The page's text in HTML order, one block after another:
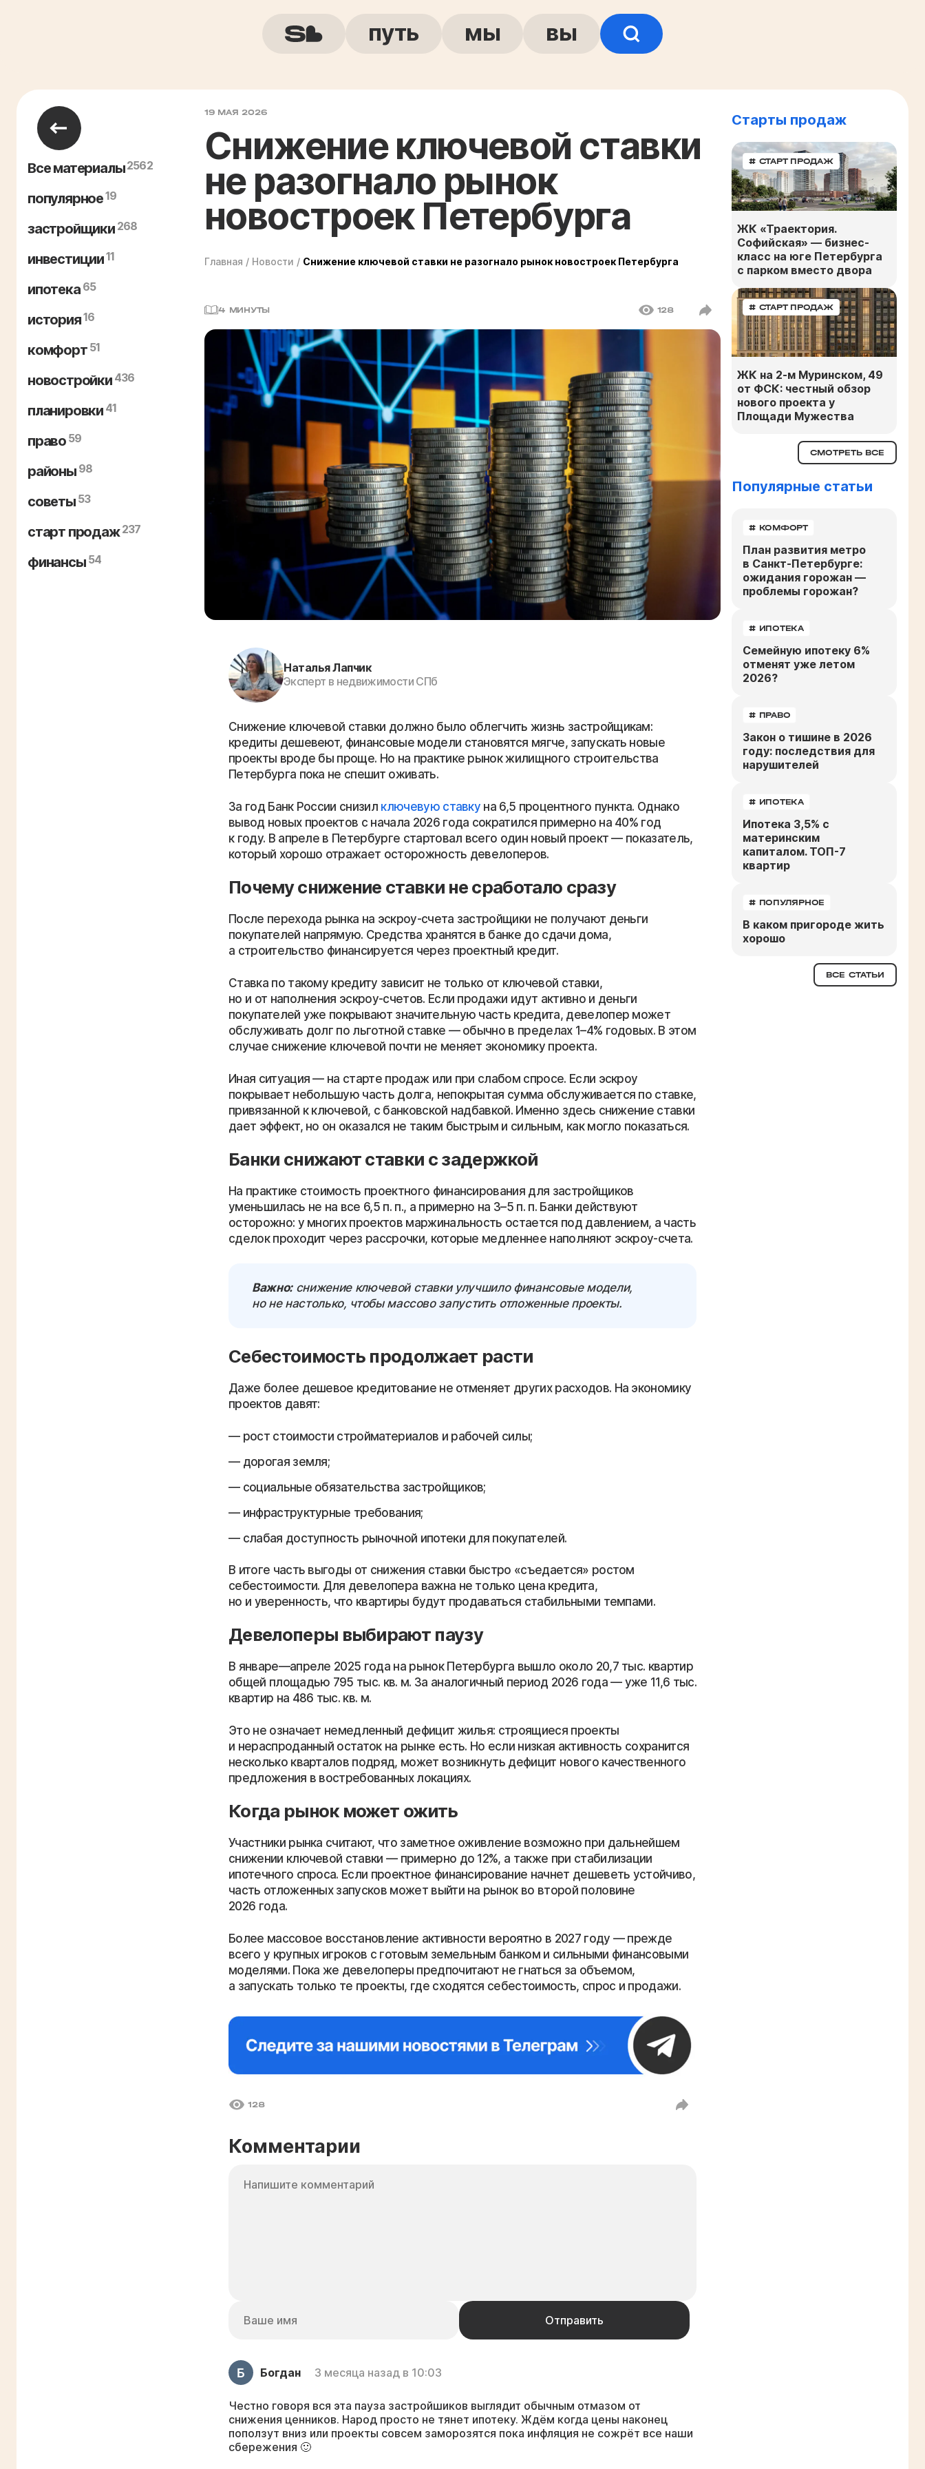
путь мы вы
Все материалы2562
популярное19
застройщики 268
инвестиции11
ипотека 65
история16
комфорт 51
новостройки 436
планировки 41
право 59
районы 98
советы 53
старт продаж 237
финансы 54
19 МАЯ 2026
Снижение ключевой ставки
не разогнало рынок
новостроек Петербурга
Главная / Новости / Снижение ключевой ставки не разогнало рынок новостроек Петербурга
4 МИНУТЫ 128
Наталья Лапчик
Эксперт в недвижимости СПб
Снижение ключевой ставки должно было облегчить жизнь застройщикам:
кредиты дешевеют, финансовые модели становятся мягче, запускать новые
проекты вроде бы проще. Но на практике рынок жилищного строительства
Петербурга пока не спешит оживать.
За год Банк России снизил ключевую ставку на 6,5 процентного пункта. Однако
вывод новых проектов с начала 2026 года сократился примерно на 40% год
к году. В апреле в Петербурге стартовал всего один новый проект — показатель,
который хорошо отражает осторожность девелоперов.
Почему снижение ставки не сработало сразу
После перехода рынка на эскроу-счета застройщики не получают деньги
покупателей напрямую. Средства хранятся в банке до сдачи дома,
а строительство финансируется через проектный кредит.
Ставка по такому кредиту зависит не только от ключевой ставки,
но и от наполнения эскроу-счетов. Если продажи идут активно и деньги
покупателей уже покрывают значительную часть кредита, девелопер может
обслуживать долг по льготной ставке — обычно в пределах 1–4% годовых. В этом
случае снижение ключевой почти не меняет экономику проекта.
Иная ситуация — на старте продаж или при слабом спросе. Если эскроу
покрывает небольшую часть долга, непокрытая сумма обслуживается по ставке,
привязанной к ключевой, с банковской надбавкой. Именно здесь снижение ставки
дает эффект, но он оказался не таким быстрым и сильным, как могло показаться.
Банки снижают ставки с задержкой
На практике стоимость проектного финансирования для застройщиков
уменьшилась не на все 6,5 п. п., а примерно на 3–5 п. п. Банки действуют
осторожно: у многих проектов маржинальность остается под давлением, а часть
сделок проходит через рассрочки, которые медленнее наполняют эскроу-счета.
Важно:снижение ключевой ставки улучшило финансовые модели,
но не настолько, чтобы массово запустить отложенные проекты.
Себестоимость продолжает расти
Даже более дешевое кредитование не отменяет других расходов. На экономику
проектов давят:
рост стоимости стройматериалов и рабочей силы;
дорогая земля;
социальные обязательства застройщиков;
инфраструктурные требования;
слабая доступность рыночной ипотеки для покупателей.
В итоге часть выгоды от снижения ставки быстро «съедается» ростом
себестоимости. Для девелопера важна не только цена кредита,
но и уверенность, что квартиры будут продаваться стабильными темпами.
Девелоперы выбирают паузу
В январе—апреле 2025 года на рынок Петербурга вышло около 20,7 тыс. квартир
общей площадью 795 тыс. кв. м. За аналогичный период 2026 года — уже 11,6 тыс.
квартир на 486 тыс. кв. м.
Это не означает немедленный дефицит жилья: строящиеся проекты
и нераспроданный остаток на рынке есть. Но если низкая активность сохранится
несколько кварталов подряд, может возникнуть дефицит нового качественного
предложения в востребованных локациях.
Когда рынок может ожить
Участники рынка считают, что заметное оживление возможно при дальнейшем
снижении ключевой ставки — примерно до 12%, а также при стабилизации
ипотечного спроса. Если проектное финансирование начнет дешеветь устойчиво,
часть отложенных запусков может выйти на рынок во второй половине
2026 года.
Более массовое восстановление активности вероятно в 2027 году — прежде
всего у крупных игроков с готовым земельным банком и сильными финансовыми
моделями. Пока же девелоперы предпочитают не гнаться за объемом,
а запускать только те проекты, где сходятся себестоимость, спрос и продажи.
128
Комментарии
Богдан 3 месяца назад в 10:03
Честно говоря вся эта пауза застройшиков выглядит обычным отмазом от
снижения ценников. Народ просто не тянет ипотеку. Ждём когда цены наконец
поползут вниз или проекты совсем заморозятся пока инфляция не сожрёт все наши
сбережения 🙂
Старты продаж
# СТАРТ ПРОДАЖ
ЖК «Траектория.
Софийская» — бизнес-
класс на юге Петербурга
с парком вместо двора
# СТАРТ ПРОДАЖ
ЖК на 2-м Муринском, 49
от ФСК: честный обзор
нового проекта у
Площади Мужества
СМОТРЕТЬ ВСЕ
Популярные статьи
# КОМФОРТ
План развития метро
в Санкт-Петербурге:
ожидания горожан —
проблемы горожан?
# ИПОТЕКА
Семейную ипотеку 6%
отменят уже летом
2026?
# ПРАВО
Закон о тишине в 2026
году: последствия для
нарушителей
# ИПОТЕКА
Ипотека 3,5% с
материнским
капиталом. ТОП-7
квартир
# ПОПУЛЯРНОЕ
В каком пригороде жить
хорошо
ВСЕ СТАТЬИ